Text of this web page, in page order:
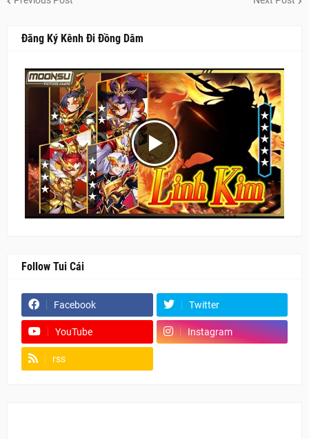
Đăng Ký Kênh Đi Đồng Dâm
Follow Tui Cái
Facebook Twitter
YouTube Instagram
rss